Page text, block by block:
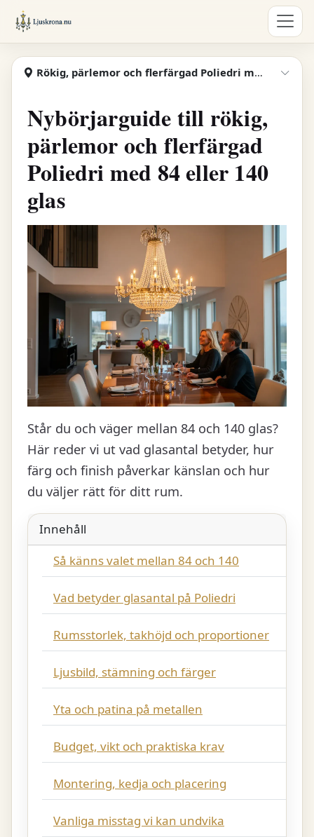
Hoppa till huvudinnehåll
Ljuskrona
Rökig, pärlemor och flerfärgad Poliedri med 84 eller 140 glas
Nybörjarguide till rökig,
pärlemor och flerfärgad
Poliedri med 84 eller 140
glas
Står du och väger mellan 84 och 140 glas?
Här reder vi ut vad glasantal betyder, hur
färg och finish påverkar känslan och hur
du väljer rätt för ditt rum.
Innehåll
Så känns valet mellan 84 och 140
Vad betyder glasantal på Poliedri
Rumsstorlek, takhöjd och proportioner
Ljusbild, stämning och färger
Yta och patina på metallen
Budget, vikt och praktiska krav
Montering, kedja och placering
Vanliga misstag vi kan undvika